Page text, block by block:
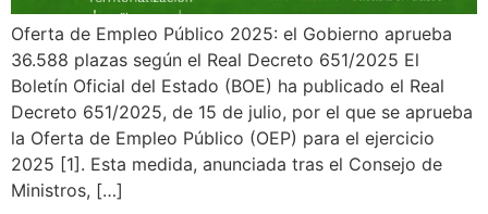
Oferta de Empleo Público 2025: el Gobierno aprueba
36.588 plazas según el Real Decreto 651/2025 El
Boletín Oficial del Estado (BOE) ha publicado el Real
Decreto 651/2025, de 15 de julio, por el que se aprueba
la Oferta de Empleo Público (OEP) para el ejercicio
2025 [1]. Esta medida, anunciada tras el Consejo de
Ministros, […]